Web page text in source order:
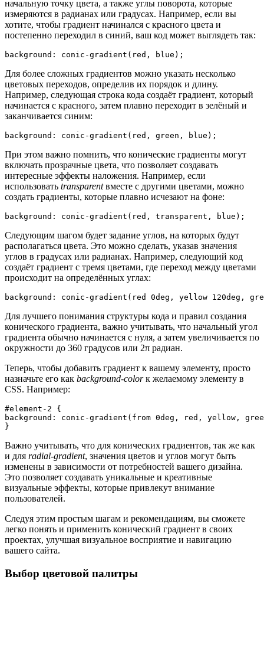
начальную точку цвета, а также углы поворота, которые
измеряются в радианах или градусах. Например, если вы
хотите, чтобы градиент начинался с красного цвета и
постепенно переходил в синий, ваш код может выглядеть так:
background: conic-gradient(red, blue);
Для более сложных градиентов можно указать несколько
цветовых переходов, определив их порядок и длину.
Например, следующая строка кода создаёт градиент, который
начинается с красного, затем плавно переходит в зелёный и
заканчивается синим:
background: conic-gradient(red, green, blue);
При этом важно помнить, что конические градиенты могут
включать прозрачные цвета, что позволяет создавать
интересные эффекты наложения. Например, если
использовать transparentвместе с другими цветами, можно
создать градиенты, которые плавно исчезают на фоне:
background: conic-gradient(red, transparent, blue);
Следующим шагом будет задание углов, на которых будут
располагаться цвета. Это можно сделать, указав значения
углов в градусах или радианах. Например, следующий код
создаёт градиент с тремя цветами, где переход между цветами
происходит на определённых углах:
background: conic-gradient(red 0deg, yellow 120deg,
Для лучшего понимания структуры кода и правил создания
конического градиента, важно учитывать, что начальный угол
градиента обычно начинается с нуля, а затем увеличивается по
окружности до 360 градусов или 2π радиан.
Теперь, чтобы добавить градиент к вашему элементу, просто
назначьте его как background-colorк желаемому элементу в
CSS. Например:
#element-2 {
background: conic-gradient(from 0deg, red, yellow,
}
Важно учитывать, что для конических градиентов, так же как
и для radial-gradient, значения цветов и углов могут быть
изменены в зависимости от потребностей вашего дизайна.
Это позволяет создавать уникальные и креативные
визуальные эффекты, которые привлекут внимание
пользователей.
Следуя этим простым шагам и рекомендациям, вы сможете
легко понять и применить конический градиент в своих
проектах, улучшая визуальное восприятие и навигацию
вашего сайта.
Выбор цветовой палитры